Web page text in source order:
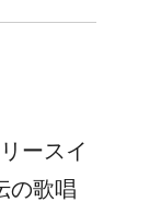
ースイ
の歌唱